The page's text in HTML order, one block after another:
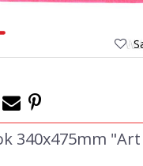
340x475mm "Art